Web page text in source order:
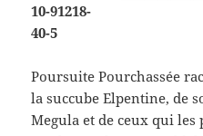
10-91218-
40-5
Poursuite Pourchassée
la succube Elpentine, de
Megula et de ceux qui les